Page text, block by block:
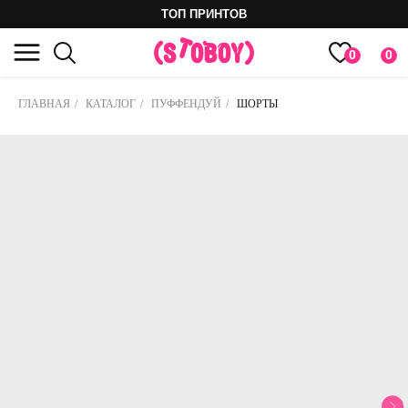
0
0
ТОП ПРИНТОВ
ГЛАВНАЯ / КАТАЛОГ / ПУФФЕНДУЙ / ШОРТЫ